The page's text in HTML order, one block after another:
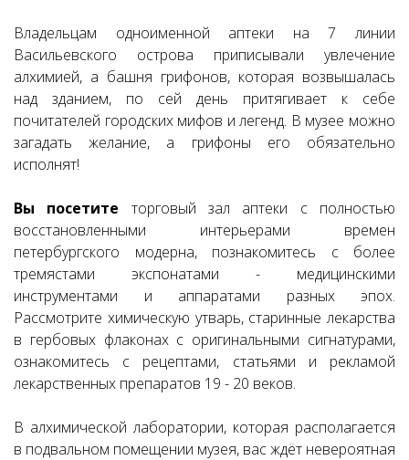
Владельцам одноименной аптеки на 7 линии
Васильевского острова приписывали увлечение
алхимией, а башня грифонов, которая возвышалась
над зданием, по сей день притягивает к себе
почитателей городских мифов и легенд. В музее можно
загадать желание, а грифоны его обязательно
исполнят!
Вы посетите торговый зал аптеки с полностью
восстановленными интерьерами времен
петербургского модерна, познакомитесь с более
тремястами экспонатами - медицинскими
инструментами и аппаратами разных эпох.
Рассмотрите химическую утварь, старинные лекарства
в гербовых флаконах с оригинальными сигнатурами,
ознакомитесь с рецептами, статьями и рекламой
лекарственных препаратов 19 - 20 веков.
В алхимической лаборатории, которая располагается
в подвальном помещении музея, вас ждёт невероятная